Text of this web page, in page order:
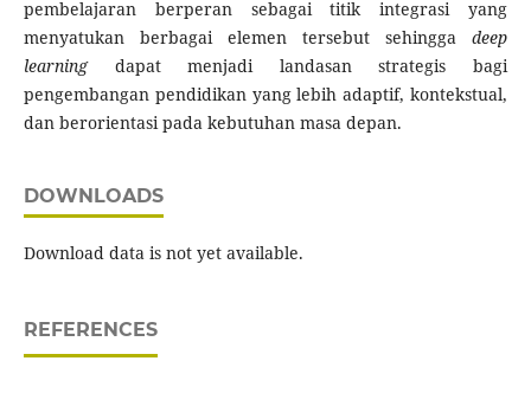
pembelajaran berperan sebagai titik integrasi yang
menyatukan berbagai elemen tersebut sehinggadeep
learningdapat menjadi landasan strategis bagi
pengembangan pendidikan yang lebih adaptif, kontekstual,
dan berorientasi pada kebutuhan masa depan.
DOWNLOADS
Download data is not yet available.
REFERENCES